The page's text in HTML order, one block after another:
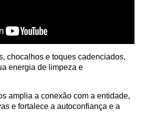
chocalhos e toques cadenciados,
energia de limpeza e
amplia a conexão com a entidade,
e fortalece a autoconfiança e a